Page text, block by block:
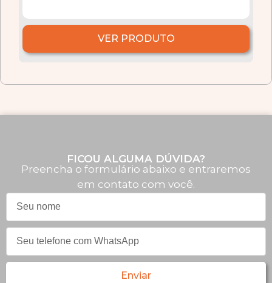
VER PRODUTO
FICOU ALGUMA DÚVIDA?
Preencha o formulário abaixo e entraremos
em contato com você.
Enviar